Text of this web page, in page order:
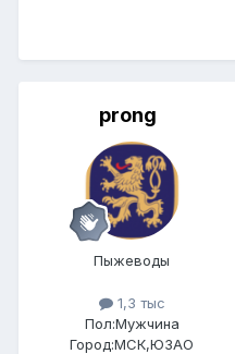
prong
Пыжеводы
1,3 тыс
Пол:Мужчина
Город:МСК,ЮЗАО